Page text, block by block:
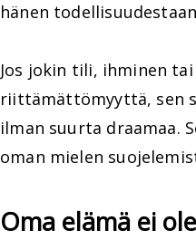
hänen
Jos jokin tili, ihminen
riittämättömyyttä, sen
ilman suurta draamaa.
oman mielen
Oma elämä ei